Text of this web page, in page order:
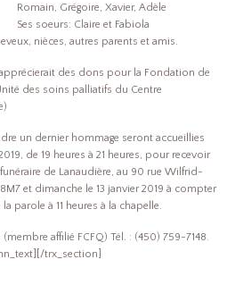
Romain, Grégoire, Xavier, Adèle
Ses soeurs: Claire et Fabiola
nièces, autres parents et amis.
des dons pour la Fondation de
des soins palliatifs du Centre
un dernier hommage seront accueillies
de 19 heures à 21 heures, pour recevoir
de Lanaudière, au 90 rue Wilfrid-
et dimanche le 13 janvier 2019 à compter
parole à 11 heures à la chapelle.
affilié FCFQ) Tél. : (450) 759-7148.
trx_section]